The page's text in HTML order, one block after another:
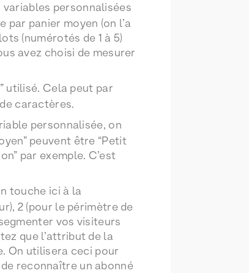
personnalisées
par panier moyen (on l’a
(numérotés de 1 à 5)
avez choisi de mesurer
utilisé. Cela peut par
de caractères.
personnalisée, on
peuvent être “Petit
par exemple. C’est
touche ici à la
2 (pour le périmètre de
vos visiteurs
que l’attribut de la
On utilisera ceci pour
reconnaître un abonné